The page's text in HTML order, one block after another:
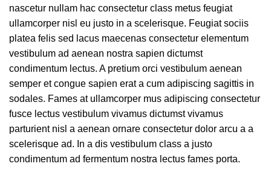
nascetur nullam hac consectetur class metus feugiat
ullamcorper nisl eu justo in a scelerisque. Feugiat sociis
platea felis sed lacus maecenas consectetur elementum
vestibulum ad aenean nostra sapien dictumst
condimentum lectus. A pretium orci vestibulum aenean
semper et congue sapien erat a cum adipiscing sagittis in
sodales. Fames at ullamcorper mus adipiscing consectetur
fusce lectus vestibulum vivamus dictumst vivamus
parturient nisl a aenean ornare consectetur dolor arcu a a
scelerisque ad. In a dis vestibulum class a justo
condimentum ad fermentum nostra lectus fames porta.